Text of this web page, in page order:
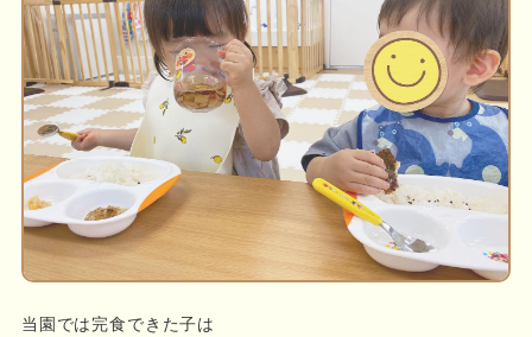
当園では完食できた子は